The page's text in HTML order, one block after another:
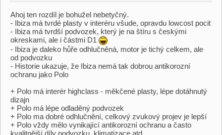
Ahoj ten rozdíl je bohužel nebetyčný.
- Ibiza má tvrdé plasty v interéru všude, opravdu lowcost pocit
- Ibiza má tvrdší podvozek, který je na štíru s českými
okreskami, ale i částmi D1
- Ibiza je daleko hůře odhlučněná, motor je tichý celkem, ale
od podvozku
- Historie ukazuje, že Ibiza nemá tak dobrou antikorozní
ochranu jako Polo
+ Polo má interér highclass - měkčené plasty, lépe dotáhnutý
dizajn
+ Polo má lépe odladěný podvozek
+ Polo ma dobré odhlučnění, celkový zvukový projev je lepší
+ Polo vždy mělo vynikající antikorozní ochranu a často
kvalitnější díly podvozku, klimatizace atd..